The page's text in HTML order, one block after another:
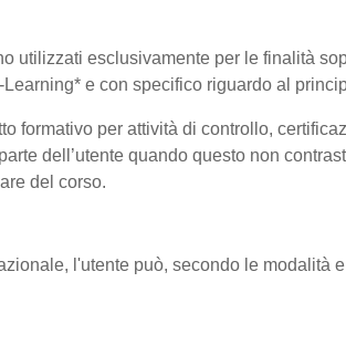
utilizzati esclusivamente per le finalità
e con specifico riguardo al
formativo per attività di controllo,
dell’utente quando questo non
del corso.
l'utente può, secondo le modalità